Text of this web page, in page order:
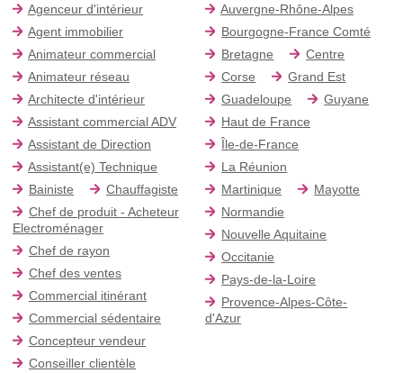
Agenceur d'intérieur
Agent immobilier
Animateur commercial
Animateur réseau
Architecte d'intérieur
Assistant commercial ADV
Assistant de Direction
Assistant(e) Technique
Bainiste
Chauffagiste
Chef de produit - Acheteur
Electroménager
Chef de rayon
Chef des ventes
Commercial itinérant
Commercial sédentaire
Concepteur vendeur
Conseiller clientèle
Auvergne-Rhône-Alpes
Bourgogne-France Comté
Bretagne
Centre
Corse
Grand Est
Guadeloupe
Guyane
Haut de France
Île-de-France
La Réunion
Martinique
Mayotte
Normandie
Nouvelle Aquitaine
Occitanie
Pays-de-la-Loire
Provence-Alpes-Côte-
d'Azur